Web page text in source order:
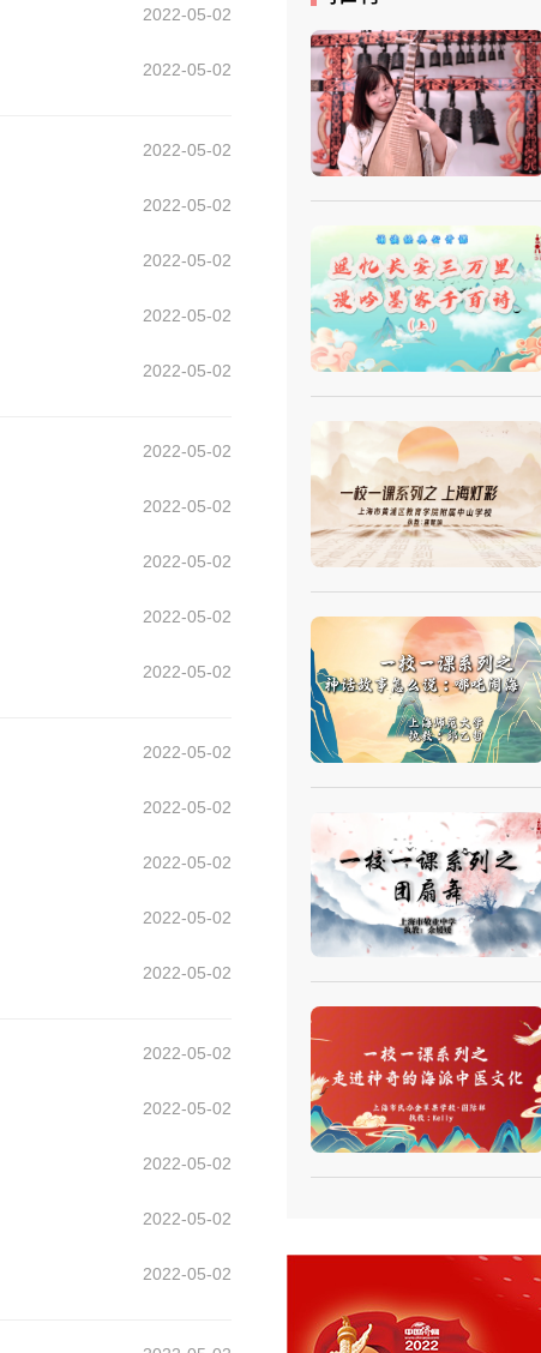
2022-05-02
2022-05-02
2022-05-02
2022-05-02
2022-05-02
2022-05-02
2022-05-02
2022-05-02
2022-05-02
2022-05-02
2022-05-02
2022-05-02
2022-05-02
2022-05-02
2022-05-02
2022-05-02
2022-05-02
2022-05-02
2022-05-02
2022-05-02
2022-05-02
2022-05-02